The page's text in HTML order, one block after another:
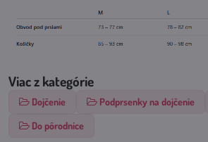
Viac z kategórie
Dojčenie Podprsenky na dojčenie
Do pôrodnice